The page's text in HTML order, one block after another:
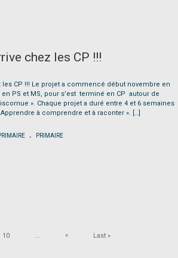
chez les CP !!!
les CP !!! Le projet a commencé début novembre en
en PS et MS, pour s’est terminé en CP autour de
». Chaque projet a duré entre 4 et 6 semaines
à comprendre et à raconter ». […]
. PRIMAIRE
10 ... » Last »